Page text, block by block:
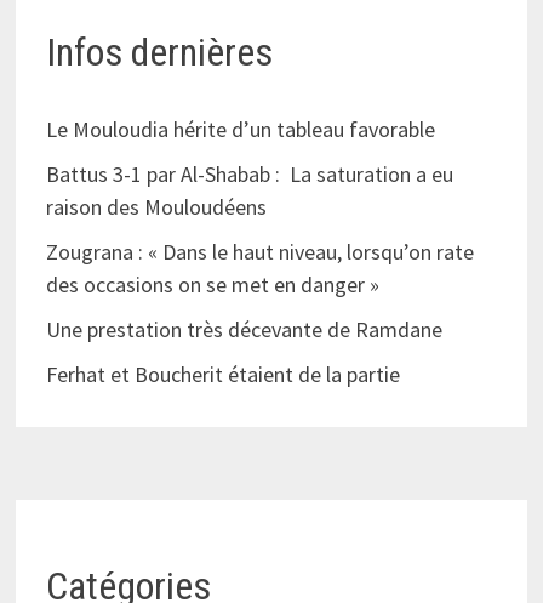
Infos dernières
Le Mouloudia hérite d’un tableau favorable
Battus 3-1 par Al-Shabab : La saturation a eu
raison des Mouloudéens
Zougrana : « Dans le haut niveau, lorsqu’on rate
des occasions on se met en danger »
Une prestation très décevante de Ramdane
Ferhat et Boucherit étaient de la partie
Catégories